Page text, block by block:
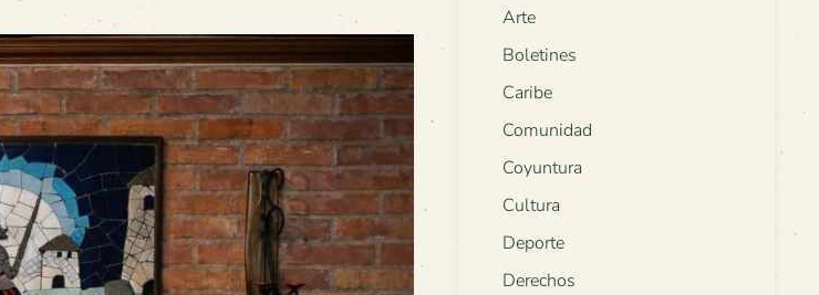
Arte
Boletines
Caribe
Comunidad
Coyuntura
Cultura
Deporte
Derechos